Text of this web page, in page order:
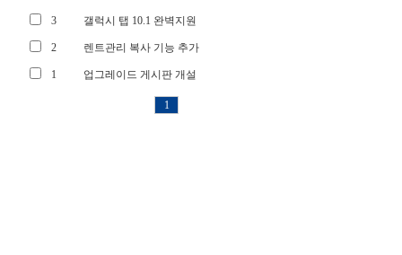
3 갤럭시 탭 10.1 완벽지원
2 렌트관리 복사 기능 추가
1 업그레이드 게시판 개설
1